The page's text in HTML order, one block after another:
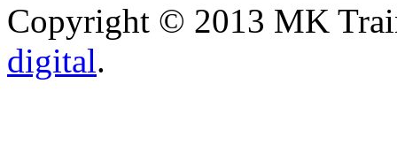
Copyright © 2013 MK
digital.